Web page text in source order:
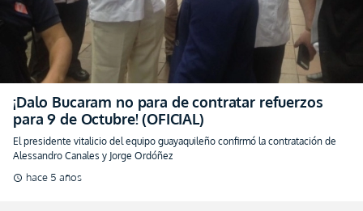
¡Dalo Bucaram no para de contratar refuerzos
para 9 de Octubre! (OFICIAL)
El presidente vitalicio del equipo guayaquileño confirmó la contratación de
Alessandro Canales y Jorge Ordóñez
schedule hace 5 años